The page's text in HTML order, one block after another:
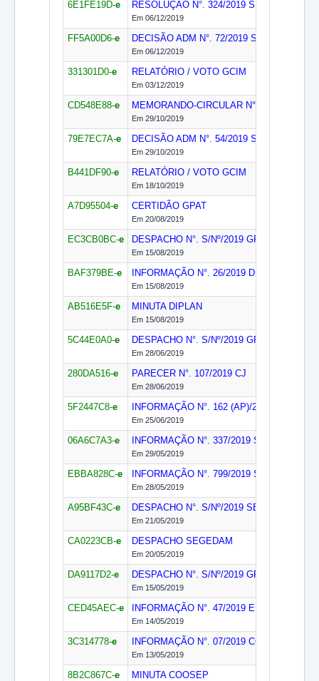
6E1FE19D-e RESOLUÇÃO N°. 324/2019 SS/GAB
Em 06/12/2019
FF5A00D6-e DECISÃO ADM N°. 72/2019 SS/GAB
Em 06/12/2019
331301D0-e RELATÓRIO / VOTO GCIM
Em 03/12/2019
CD548E88-e MEMORANDO-CIRCULAR N°. 10/2019
Em 29/10/2019
79E7EC7A-e DECISÃO ADM N°. 54/2019 SS/GAB
Em 29/10/2019
B441DF90-e RELATÓRIO / VOTO GCIM
Em 18/10/2019
A7D95504-e CERTIDÃO GPAT
Em 20/08/2019
EC3CB0BC-e DESPACHO N°. S/Nº/2019 GPAA
Em 15/08/2019
BAF379BE-e INFORMAÇÃO N°. 26/2019 DIPLAN
Em 15/08/2019
AB516E5F-e MINUTA DIPLAN
Em 15/08/2019
5C44E0A0-e DESPACHO N°. S/Nº/2019 GPAA
Em 28/06/2019
280DA516-e PARECER N°. 107/2019 CJ
Em 28/06/2019
5F2447C8-e INFORMAÇÃO N°. 162 (AP)/2019
Em 25/06/2019
06A6C7A3-e INFORMAÇÃO N°. 337/2019 SEGEP
Em 29/05/2019
EBBA828C-e INFORMAÇÃO N°. 799/2019 SELEG
Em 28/05/2019
A95BF43C-e DESPACHO N°. S/Nº/2019 SEGEP
Em 21/05/2019
CA0223CB-e DESPACHO SEGEDAM
Em 20/05/2019
DA9117D2-e DESPACHO N°. S/Nº/2019 GPAA
Em 15/05/2019
CED45AEC-e INFORMAÇÃO N°. 47/2019 ESCON
Em 14/05/2019
3C314778-e INFORMAÇÃO N°. 07/2019 COOSEP
Em 13/05/2019
8B2C867C-e MINUTA COOSEP